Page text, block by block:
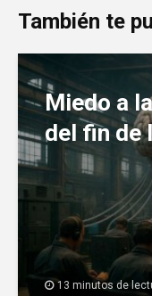
También te
Miedo a
del fin de
13 minutos de